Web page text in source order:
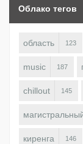
Облако тегов
область 123
music 187
chillout 145
киренга 146